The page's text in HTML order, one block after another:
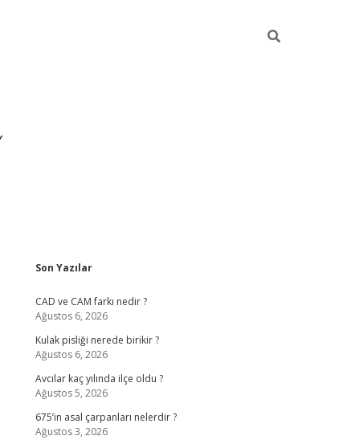
Sidebar
Son Yazılar
CAD ve CAM farkı nedir ?
Ağustos 6, 2026
Kulak pisliği nerede birikir ?
Ağustos 6, 2026
Avcılar kaç yılında ilçe oldu ?
Ağustos 5, 2026
675’in asal çarpanları nelerdir ?
Ağustos 3, 2026